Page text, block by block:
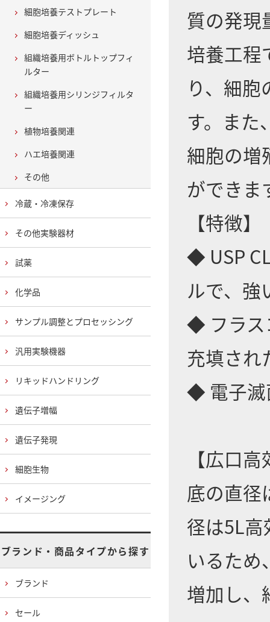
質の発現
培養工程
り、細
す。また
細胞の増
ができま
【特徴】
◆ USP
ルで、
◆ フラス
充填され
◆ 電子滅
【広口
底の直径
径は5L
いるため
増加し、
細胞培養テストプレート
細胞培養ディッシュ
組織培養用ボトルトップフィ
ルター
組織培養用シリンジフィルタ
ー
植物培養関連
ハエ培養関連
その他
冷蔵・冷凍保存
その他実験器材
試薬
化学品
サンプル調整とプロセッシング
汎用実験機器
リキッドハンドリング
遺伝子増幅
遺伝子発現
細胞生物
イメージング
ブランド・商品タイプから探す
ブランド
セール